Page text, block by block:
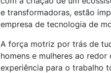
e transformadoras, estão
empresa de tecnologia de
A força motriz por trás de
homens e mulheres ao
experiência para o trabalho